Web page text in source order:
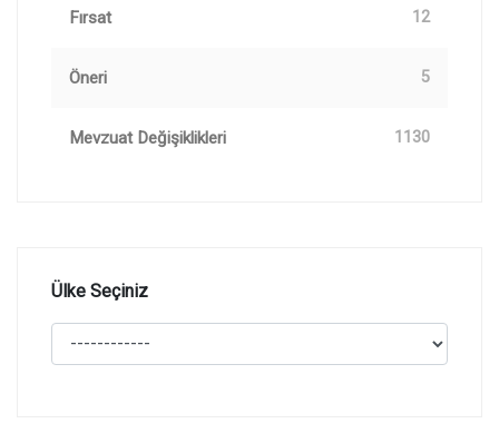
Fırsat 12
Öneri 5
Mevzuat Değişiklikleri 1130
Ülke Seçiniz